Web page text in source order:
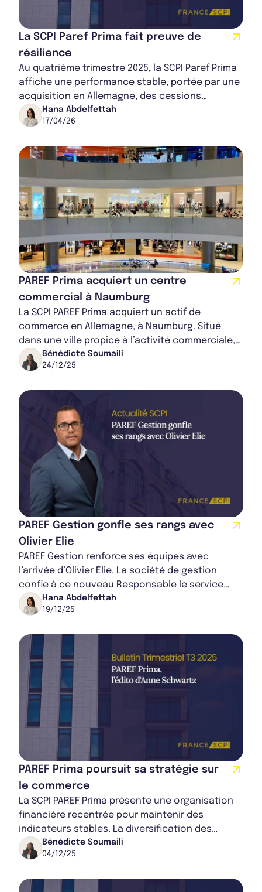
La SCPI Paref Prima fait preuve de
résilience
Au quatrième trimestre 2025, la SCPI Paref Prima
affiche une performance stable, portée par une
acquisition en Allemagne, des cessions
rentables et une activité locative importante...
Hana Abdelfettah
17/04/26
PAREF Prima acquiert un centre
commercial à Naumburg
La SCPI PAREF Prima acquiert un actif de
commerce en Allemagne, à Naumburg. Situé
dans une ville propice à l’activité commerciale,
le bien immobilier est loué à un acteur majeur
de...
Bénédicte Soumaili
24/12/25
PAREF Gestion gonfle ses rangs avec
Olivier Elie
PAREF Gestion renforce ses équipes avec
l’arrivée d’Olivier Elie. La société de gestion
confie à ce nouveau Responsable le service
Senior Relations Partenaires & Investisseurs le
d...
Hana Abdelfettah
19/12/25
PAREF Prima poursuit sa stratégie sur
le commerce
La SCPI PAREF Prima présente une organisation
financière recentrée pour maintenir des
indicateurs stables. La diversification des
locataires, la signature de nouveaux baux et un
re...
Bénédicte Soumaili
04/12/25